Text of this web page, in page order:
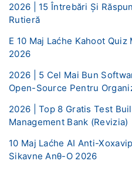
2026 | 15 Întrebări Și
Rutieră
E 10 Maj Laćhe Kahoot
2026
2026 | 5 Cel Mai Bun
Open-Source Pentru
2026 | Top 8 Gratis Test
Management Bank (Revizia)
10 Maj Laćhe AI ​​Anti-
Sikavne Anθ-O 2026